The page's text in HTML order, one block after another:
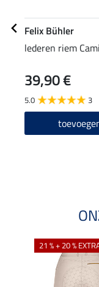
Felix Bühler
lederen riem
39,90 €
5.0 3
21 % + 20 %